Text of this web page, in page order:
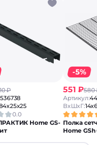
₽
536738
0.0
Home GS-
-5%
551 ₽580
Артикул:
ВxШxГ:
Полка
Home